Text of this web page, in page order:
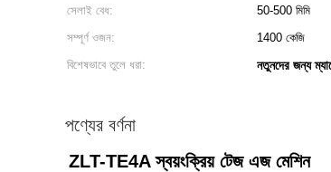
সেলাই বেধ:
50-500 মিমি
সম্পূর্ণ ওজন:
1400 কেজি
বিশেষভাবে তুলে ধরা:
নতুনদের জন্য
পণ্যের বর্ণনা
ZLT-TE4A স্বয়ংক্রিয় টেজ এজ মেশিন